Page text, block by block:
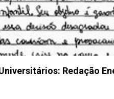
Redação